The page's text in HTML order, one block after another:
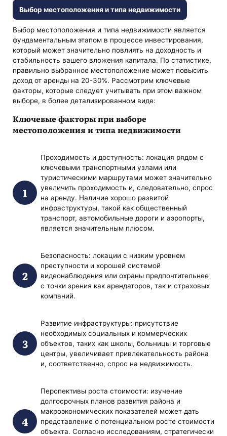
Выбор местоположения и типа недвижимости
Выбор местоположения и типа недвижимости является
фундаментальным этапом в процессе инвестирования,
который может значительно повлиять на доходность и
стабильность вашего вложения капитала. По статистике,
правильно выбранное местоположение может повысить
доход от аренды на 20-30%. Рассмотрим ключевые
факторы, которые следует учитывать при этом важном
выборе, в более детализированном виде:
Ключевые факторы при выборе
местоположения и типа недвижимости
Проходимость и доступность: локация рядом с
ключевыми транспортными узлами или
туристическими маршрутами может значительно
увеличить проходимость и, следовательно, спрос
на аренду. Наличие хорошо развитой
инфраструктуры, такой как общественный
транспорт, автомобильные дороги и аэропорты,
является значительным плюсом.
Безопасность: локации с низким уровнем
преступности и хорошей системой
видеонаблюдения или охраны предпочтительнее
с точки зрения как арендаторов, так и страховых
компаний.
Развитие инфраструктуры: присутствие
необходимых социальных и коммерческих
объектов, таких как школы, больницы и торговые
центры, увеличивает привлекательность района
и, соответственно, спрос на недвижимость.
Перспективы роста стоимости: изучение
долгосрочных планов развития района и
макроэкономических показателей может дать
представление о потенциальном росте стоимости
объекта. Согласно исследованиям, стратегически